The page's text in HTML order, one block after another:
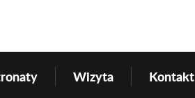
Wizyta Kontakt